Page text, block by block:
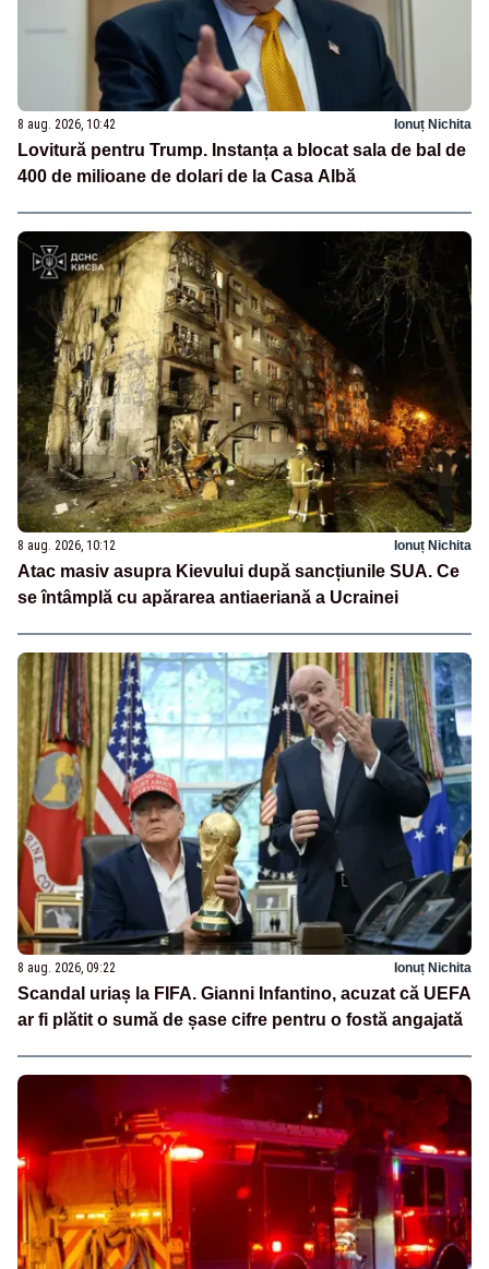
8 aug. 2026, 10:42 Ionuț Nichita
Lovitură pentru Trump. Instanța a blocat sala de bal de
400 de milioane de dolari de la Casa Albă
8 aug. 2026, 10:12 Ionuț Nichita
Atac masiv asupra Kievului după sancțiunile SUA. Ce
se întâmplă cu apărarea antiaeriană a Ucrainei
8 aug. 2026, 09:22 Ionuț Nichita
Scandal uriaș la FIFA. Gianni Infantino, acuzat că UEFA
ar fi plătit o sumă de șase cifre pentru o fostă angajată